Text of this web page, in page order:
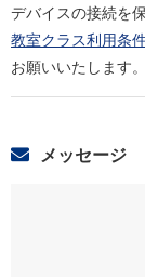
デバイスの接続を
教室クラス利用条
お願いいたします。
メッセージ